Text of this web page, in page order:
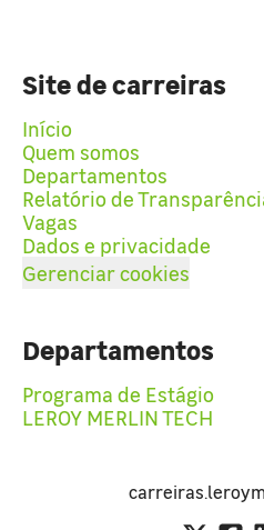
Site de carreiras
Início
Quem somos
Departamentos
Relatório de
Vagas
Dados e privacidade
Gerenciar cookies
Departamentos
Programa de Estágio
LEROY MERLIN TECH